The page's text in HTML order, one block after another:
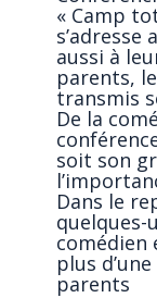
« Camp
aussi à
parents,
transmis
De la
soit son
Dans le
quelques-
comédien
plus
parents